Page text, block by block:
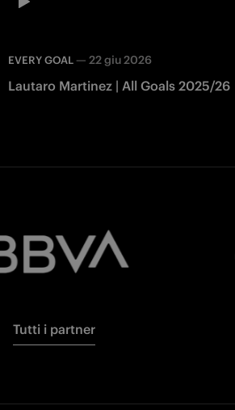
EVERY GOAL — 22 giu 2026
Lautaro Martinez | All Goals 2025/26
Tutti i partner